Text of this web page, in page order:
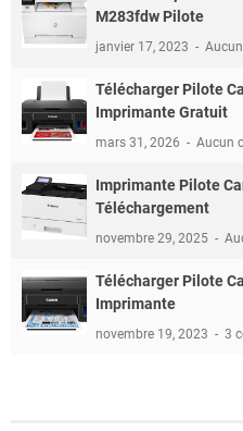
M283fdw Pilote
janvier 17, 2023
Télécharger Pilote
Imprimante Gratuit
mars 31, 2026 Aucun
Imprimante Pilote
Téléchargement
novembre 29, 2025
Télécharger Pilote
Imprimante
novembre 19, 2023 3